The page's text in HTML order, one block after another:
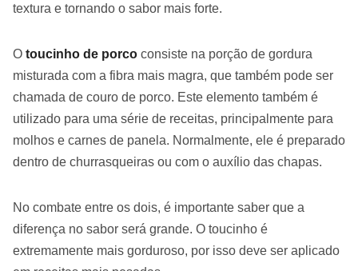
textura e tornando o sabor mais forte.
O toucinho de porco consiste na porção de gordura
misturada com a fibra mais magra, que também pode ser
chamada de couro de porco. Este elemento também é
utilizado para uma série de receitas, principalmente para
molhos e carnes de panela. Normalmente, ele é preparado
dentro de churrasqueiras ou com o auxílio das chapas.
No combate entre os dois, é importante saber que a
diferença no sabor será grande. O toucinho é
extremamente mais gorduroso, por isso deve ser aplicado